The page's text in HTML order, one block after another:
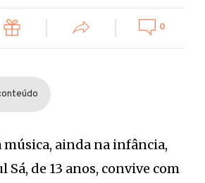
0
ainda na infância,
Sá, de 13 anos, convive com